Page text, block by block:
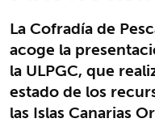
La Cofradía de
acoge la
la ULPGC, que
estado de los
las Islas Canarias